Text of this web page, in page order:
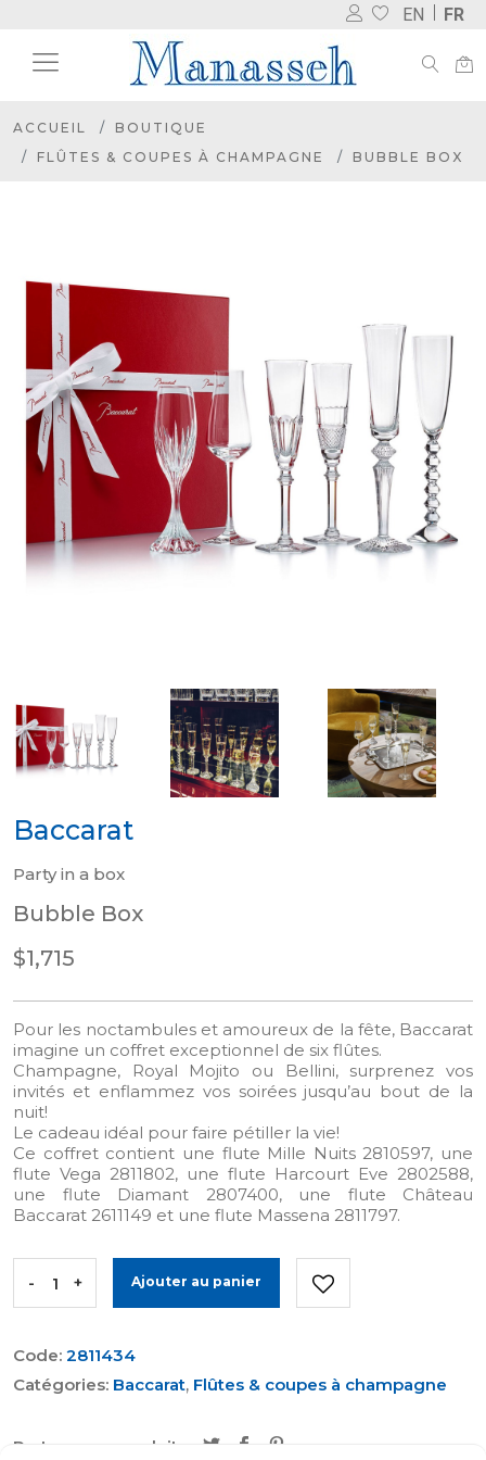
EN FR
ACCUEIL
BOUTIQUE
FLÛTES & COUPES À CHAMPAGNE
BUBBLE BOX
Baccarat
Party in a box
Bubble Box
$1,715
Pour les noctambules et amoureux de la fête, Baccarat
imagine un coffret exceptionnel de six flûtes.
Champagne, Royal Mojito ou Bellini, surprenez vos
invités et enflammez vos soirées jusqu’au bout de la
nuit!
Le cadeau idéal pour faire pétiller la vie!
Ce coffret contient une flute Mille Nuits 2810597, une
flute Vega 2811802, une flute Harcourt Eve 2802588,
une flute Diamant 2807400, une flute Château
Baccarat 2611149 et une flute Massena 2811797.
- + Ajouter au panier
Code: 2811434
Catégories: Baccarat, Flûtes & coupes à champagne
Partager ce produit: